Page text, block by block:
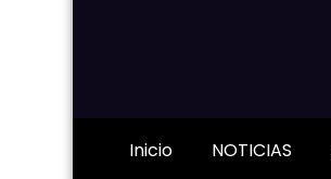
Inicio NOTICIAS